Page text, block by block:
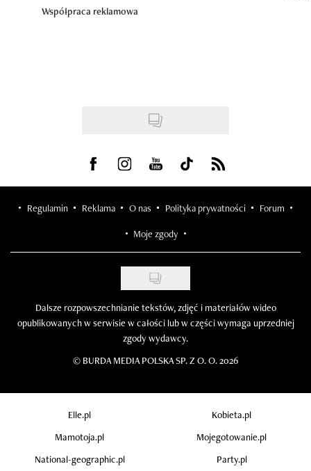
Współpraca reklamowa
Visit us on Facebook
Visit us on Instagram
Visit us on Youtube
Visit us on Tiktok
Visit us on Rss
Regulamin Reklama O nas Polityka prywatności Forum
Moje zgody
Dalsze rozpowszechnianie tekstów, zdjęć i materiałów wideo
opublikowanych w serwisie w całości lub w części wymaga uprzedniej
zgody wydawcy.
© BURDA MEDIA POLSKA SP. Z O. O. 2026
Elle.pl
Kobieta.pl
Mamotoja.pl
Mojegotowanie.pl
National-geographic.pl
Party.pl